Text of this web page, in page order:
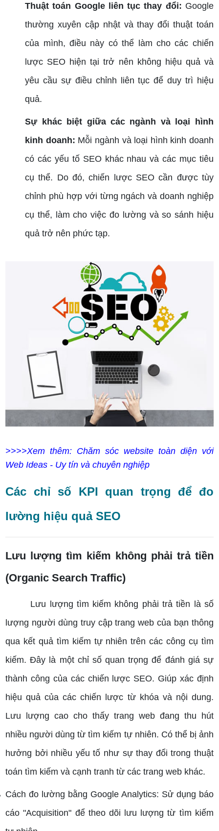
Thuật toán Google liên tục thay đổi: Google
thường xuyên cập nhật và thay đổi thuật toán
của mình, điều này có thể làm cho các chiến
lược SEO hiện tại trở nên không hiệu quả và
yêu cầu sự điều chỉnh liên tục để duy trì hiệu
quả.
Sự khác biệt giữa các ngành và loại hình
kinh doanh: Mỗi ngành và loại hình kinh doanh
có các yếu tố SEO khác nhau và các mục tiêu
cụ thể. Do đó, chiến lược SEO cần được tùy
chỉnh phù hợp với từng ngách và doanh nghiệp
cụ thể, làm cho việc đo lường và so sánh hiệu
quả trở nên phức tạp.
>>>>Xem thêm: Chăm sóc website toàn diện với
Web Ideas - Uy tín và chuyên nghiệp
Các chỉ số KPI quan trọng để đo
lường hiệu quả SEO
Lưu lượng tìm kiếm không phải trả tiền
(Organic Search Traffic)
Lưu lượng tìm kiếm không phải trả tiền là số
lượng người dùng truy cập trang web của bạn thông
qua kết quả tìm kiếm tự nhiên trên các công cụ tìm
kiếm. Đây là một chỉ số quan trọng để đánh giá sự
thành công của các chiến lược SEO. Giúp xác định
hiệu quả của các chiến lược từ khóa và nội dung.
Lưu lượng cao cho thấy trang web đang thu hút
nhiều người dùng từ tìm kiếm tự nhiên. Có thể bị ảnh
hưởng bởi nhiều yếu tố như sự thay đổi trong thuật
toán tìm kiếm và cạnh tranh từ các trang web khác.
Cách đo lường bằng Google Analytics: Sử dụng báo
cáo "Acquisition" để theo dõi lưu lượng từ tìm kiếm